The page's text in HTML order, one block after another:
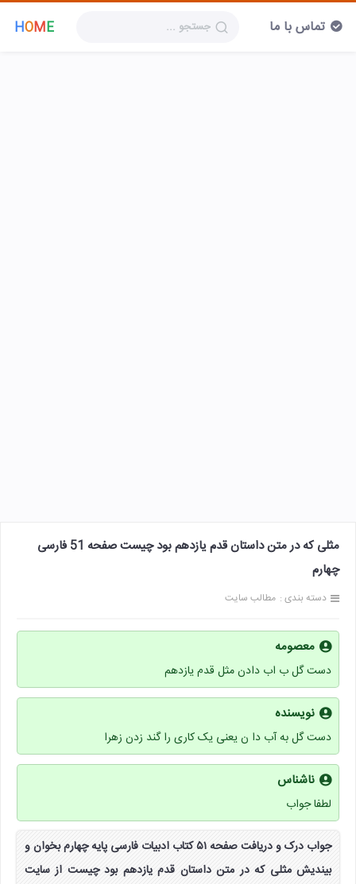
HOME تماس با ما
مثلی که در متن داستان قدم یازدهم بود چیست صفحه 51 فارسی
چهارم
دسته بندی : مطالب سایت
معصومه
دست گل ب اب دادن مثل قدم یازدهم
نویسنده
دست گل به آب دا ن یعنی یک کاری را گند زدن زهرا
ناشناس
لطفا جواب
جواب درک و دریافت صفحه ۵۱ کتاب ادبیات فارسی پایه چهارم بخوان و
بیندیش مثلی که در متن داستان قدم یازدهم بود چیست از سایت